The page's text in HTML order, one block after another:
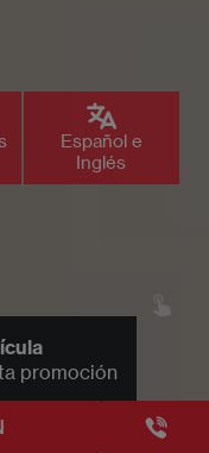
Español e
Inglés
promoción